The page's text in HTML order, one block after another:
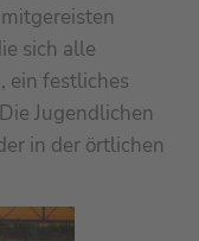
sich alle
ein festliches
Jugendlichen
in der örtlichen